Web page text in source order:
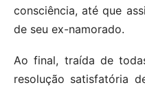
consciência, até que
de seu ex-namorado.
Ao final, traída de
resolução satisfatória